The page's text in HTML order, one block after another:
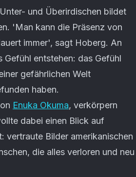
und Überirdischen bildet
'Man kann die Präsenz von
immer', sagt Hoberg. An
entstehen: das Gefühl
gefährlichen Welt
haben.
Enuka Okuma, verkörpern
dabei einen Blick auf
vertraute Bilder amerikanischen
die alles verloren und neu